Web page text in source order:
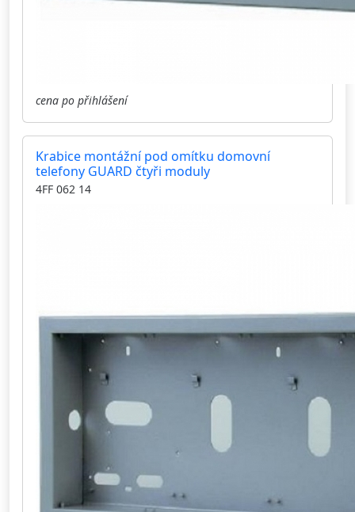
cena po přihlášení
Krabice montážní pod omítku domovní
telefony GUARD čtyři moduly
4FF 062 14